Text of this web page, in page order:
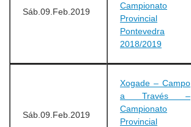
Sáb.09.Feb.2019
Campionato
Provincial
Pontevedra
2018/2019
Sáb.09.Feb.2019
Xogade – Campo
a Través –
Campionato
Provincial